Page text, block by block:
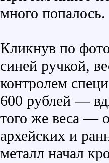
много попалось.
Кликнув по
синей ручкой,
контролем
600 рублей —
того же веса —
архейских и
металл начал